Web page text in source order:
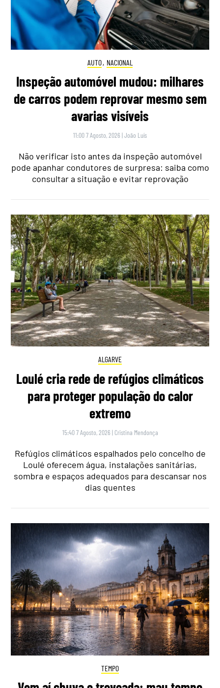
AUTO, NACIONAL
Inspeção automóvel mudou: milhares
de carros podem reprovar mesmo sem
avarias visíveis
11:00 7 Agosto, 2026 |João Luís
Não verificar isto antes da inspeção automóvel
pode apanhar condutores de surpresa: saiba como
consultar a situação e evitar reprovação
ALGARVE
Loulé cria rede de refúgios climáticos
para proteger população do calor
extremo
15:40 7 Agosto, 2026 | Cristina Mendonça
Refúgios climáticos espalhados pelo concelho de
Loulé oferecem água, instalações sanitárias,
sombra e espaços adequados para descansar nos
dias quentes
TEMPO